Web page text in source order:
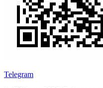
Telegram